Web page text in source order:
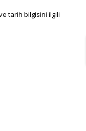
tarih bilgisini ilgili